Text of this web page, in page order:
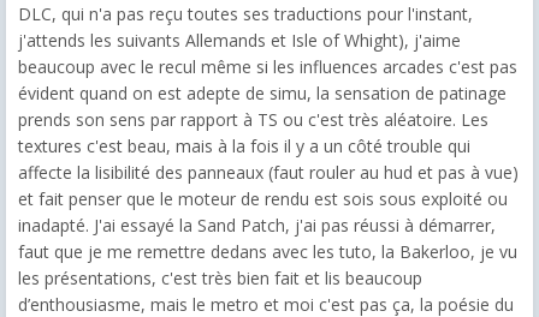
DLC, qui n'a pas reçu toutes ses traductions pour l'instant,
j'attends les suivants Allemands et Isle of Whight), j'aime
beaucoup avec le recul même si les influences arcades c'est pas
évident quand on est adepte de simu, la sensation de patinage
prends son sens par rapport à TS ou c'est très aléatoire. Les
textures c'est beau, mais à la fois il y a un côté trouble qui
affecte la lisibilité des panneaux (faut rouler au hud et pas à vue)
et fait penser que le moteur de rendu est sois sous exploité ou
inadapté. J'ai essayé la Sand Patch, j'ai pas réussi à démarrer,
faut que je me remettre dedans avec les tuto, la Bakerloo, je vu
les présentations, c'est très bien fait et lis beaucoup
d’enthousiasme, mais le metro et moi c'est pas ça, la poésie du